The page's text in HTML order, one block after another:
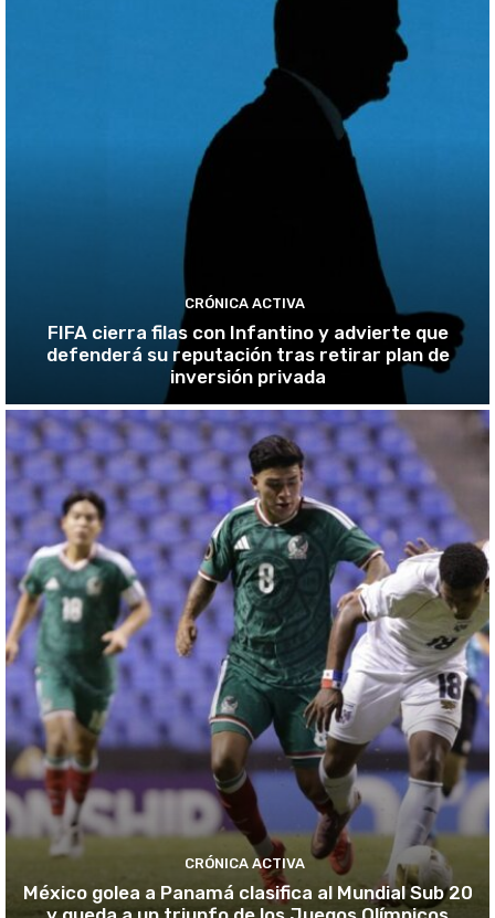
CRÓNICA ACTIVA
FIFA cierra filas con Infantino y advierte que
defenderá su reputación tras retirar plan de
inversión privada
CRÓNICA ACTIVA
México golea a Panamá clasifica al Mundial Sub 20